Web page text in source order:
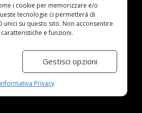
i cookie per memorizzare e/o
tecnologie ci permetterà di
su questo sito. Non acconsentire
e funzioni.
Gestisci opzioni
Privacy